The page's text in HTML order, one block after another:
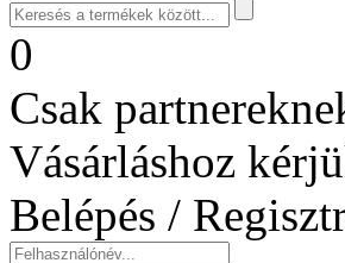
0
Csak
Vásárláshoz
Belépés /